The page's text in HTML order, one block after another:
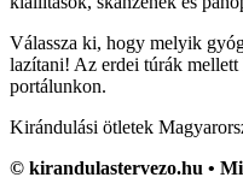
Válassza ki, hogy melyik
lazítani! Az erdei túrák
portálunkon.
Kirándulási ötletek
© kirandulastervezo.hu •